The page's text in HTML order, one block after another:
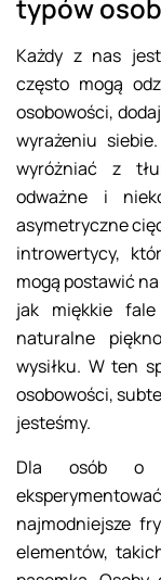
typów
Każdy z nas
często mogą
osobowości,
wyrażeniu
wyróżniać z
odważne i
asymetryczne
introwertycy,
mogą postawić
jak miękkie
naturalne
wysiłku. W ten
osobowości,
jesteśmy.
Dla osób o
najmodniejsze
elementów,